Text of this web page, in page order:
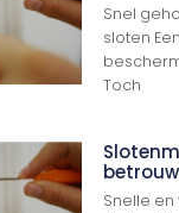
Snel
sloten
Toch
Snelle